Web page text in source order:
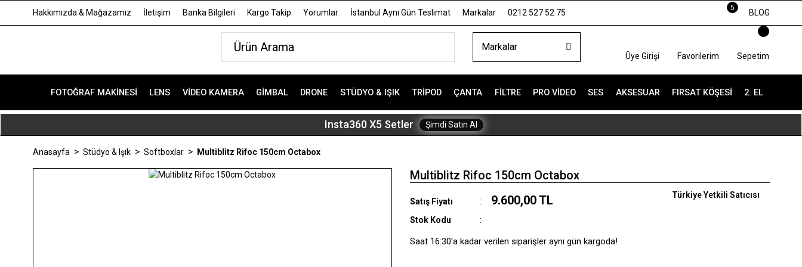
Hakkımızda & Mağazamız İletişim Banka Bilgileri Kargo Takip Yorumlar İstanbul Aynı Gün Teslimat Markalar 0212 527 52 75
5
BLOG
Markalar
Üye Girişi Favorilerim Sepetim
FOTOĞRAF MAKINESI LENS VIDEO KAMERA GIMBAL DRONE STÜDYO & IŞIK TRIPOD ÇANTA FILTRE PRO VIDEO SES AKSESUAR FIRSAT KÖŞESI 2. EL
Insta360 X5 Setler Şimdi Satın Al
Anasayfa Stüdyo & Işık Softboxlar Multiblitz Rifoc 150cm Octabox
Multiblitz Rifoc 150cm Octabox
Satış Fiyatı 9.600,00 TL
Stok Kodu
Türkiye Yetkili Satıcısı
Saat 16:30'a kadar verilen siparişler aynı gün kargoda!